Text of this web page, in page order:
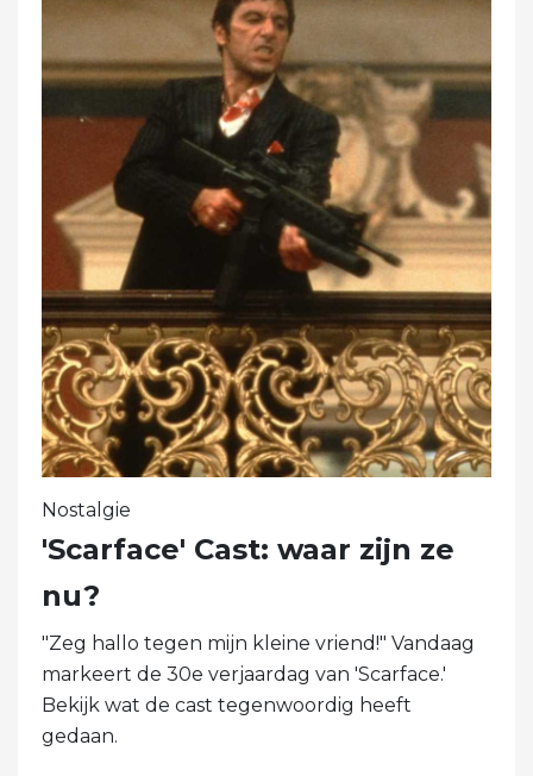
Nostalgie
'Scarface' Cast: waar zijn ze
nu?
"Zeg hallo tegen mijn kleine vriend!" Vandaag
markeert de 30e verjaardag van 'Scarface.'
Bekijk wat de cast tegenwoordig heeft
gedaan.